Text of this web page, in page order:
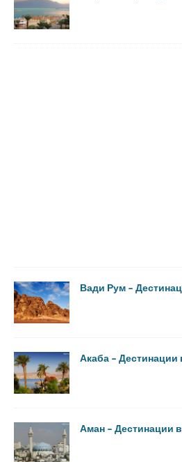
Вади Рум –
Акаба – Дестинации
Аман – Дестинации